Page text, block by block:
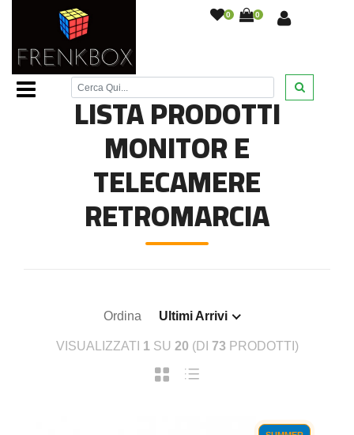
0 0
Home Page /Monitor e telecamere retromarcia
LISTA PRODOTTI
MONITOR E
TELECAMERE
RETROMARCIA
Ordina Ultimi Arrivi
VISUALIZZATI 1 SU 20 (DI 73 PRODOTTI)